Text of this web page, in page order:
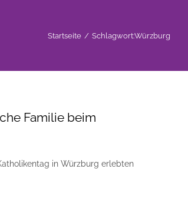
Startseite / Schlagwort:Würzburg
Familie beim
in Würzburg erlebten